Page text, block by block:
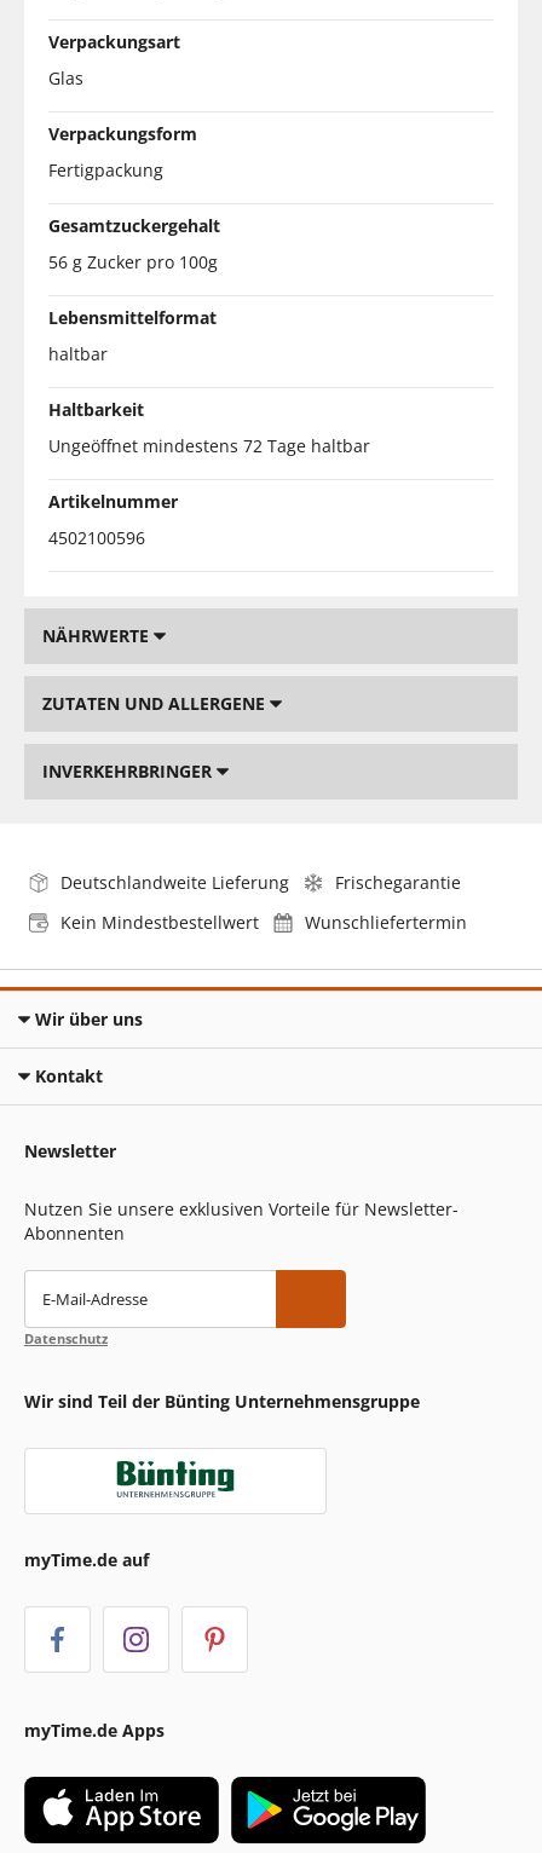
Verpackungsart
Glas
Verpackungsform
Fertigpackung
Gesamtzuckergehalt
56 g Zucker pro 100g
Lebensmittelformat
haltbar
Haltbarkeit
Ungeöffnet mindestens 72 Tage haltbar
Artikelnummer
4502100596
NÄHRWERTE
ZUTATEN UND ALLERGENE
INVERKEHRBRINGER
Deutschlandweite Lieferung
Frischegarantie
Kein Mindestbestellwert
Wunschliefertermin
Wir über uns
Kontakt
Newsletter
Nutzen Sie unsere exklusiven Vorteile für Newsletter-
Abonnenten
E-Mail-Adresse
Datenschutz
Wir sind Teil der Bünting Unternehmensgruppe
myTime.de auf
myTime.de Apps